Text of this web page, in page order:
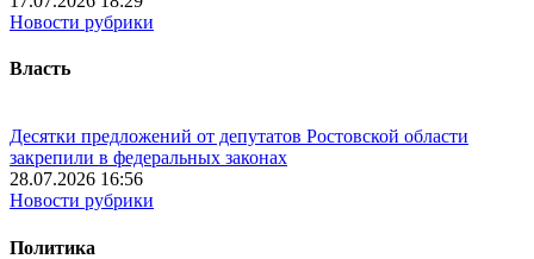
Новости рубрики
Власть
Десятки предложений от депутатов Ростовской области
закрепили в федеральных законах
28.07.2026 16:56
Новости рубрики
Политика